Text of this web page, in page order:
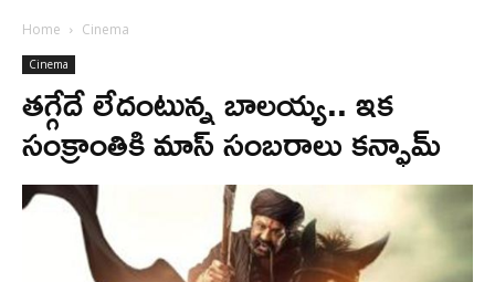
Home Cinema
Cinema
తగ్గేదే లేదంటున్న బాలయ్య.. ఇక
సంక్రాంతికి మాస్ సంబరాలు కన్ఫామ్